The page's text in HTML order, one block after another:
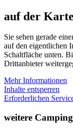
auf der Karte
Sie sehen gerade
auf den eigentlichen
Schaltfläche unten.
Drittanbieter
Mehr Informationen
Inhalte entsperren
Erforderlichen
weitere